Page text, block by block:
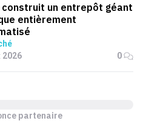
construit un entrepôt géant
entièrement
2026
0
partenaire